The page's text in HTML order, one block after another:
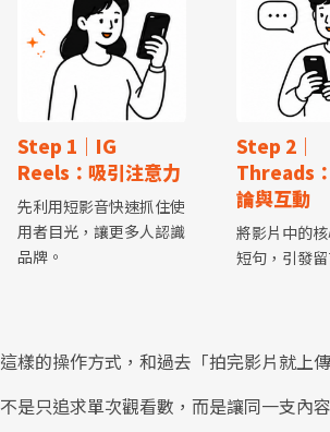
Step 1｜IG
Reels：吸引注意力
先利用短影音快速抓住使
用者目光，讓更多人認識
品牌。
Step 2｜
Threads
論與互動
將影片中的
短句，引發
這樣的操作方式，和過去「拍完影片就上
不是只追求單次觀看數，而是讓同一支內